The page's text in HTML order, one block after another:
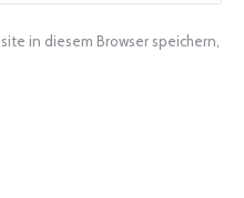
in diesem Browser speichern,